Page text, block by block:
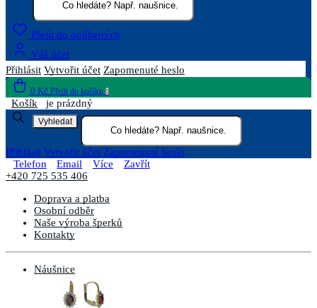
Přejít do oblíbených
Váš účet
Přihlásit Vytvořit účet Zapomenuté heslo
0 Kč Přejít do košíku 0
Košík je prázdný
Vyhledat
Přihlásit Vytvořit účet Zapomenuté heslo
Telefon
Email Více
Zavřít
+420 725 535 406
Doprava a platba
Osobní odběr
Naše výroba šperků
Kontakty
Náušnice